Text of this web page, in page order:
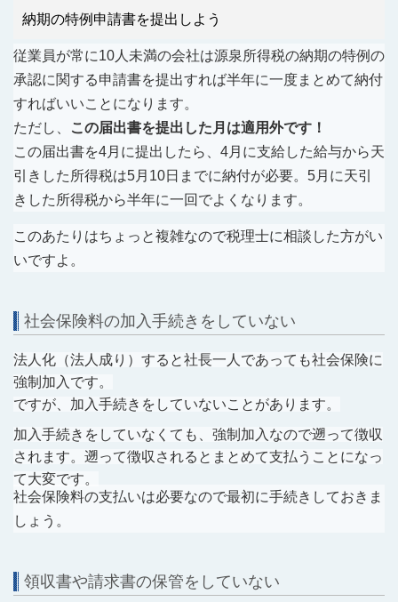
納期の特例申請書を提出しよう
従業員が常に10人未満の会社は源泉所得税の納期の特例の
承認に関する申請書を提出すれば半年に一度まとめて納付
すればいいことになります。
ただし、
この届出書を提出した月は適用外です！
この届出書を4月に提出したら、4月に支給した給与から天
引きした所得税は5月10日までに納付が必要。5月に天引
きした所得税から半年に一回でよくなります。
このあたりはちょっと複雑なので税理士に相談した方がい
いですよ。
社会保険料の加入手続きをしていない
法人化（法人成り）すると社長一人であっても社会保険に
強制加入です。
ですが、加入手続きをしていないことがあります。
加入手続きをしていなくても、強制加入なので遡って徴収
されます。遡って徴収されるとまとめて支払うことになっ
て大変です。
社会保険料の支払いは必要なので最初に手続きしておきま
しょう。
領収書や請求書の保管をしていない